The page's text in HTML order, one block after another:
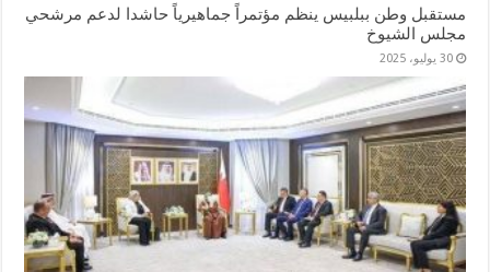
مستقبل وطن ببلبيس ينظم مؤتمراً جماهيرياً حاشدا لدعم مرشحي
مجلس الشيوخ
30 يوليو، 2025